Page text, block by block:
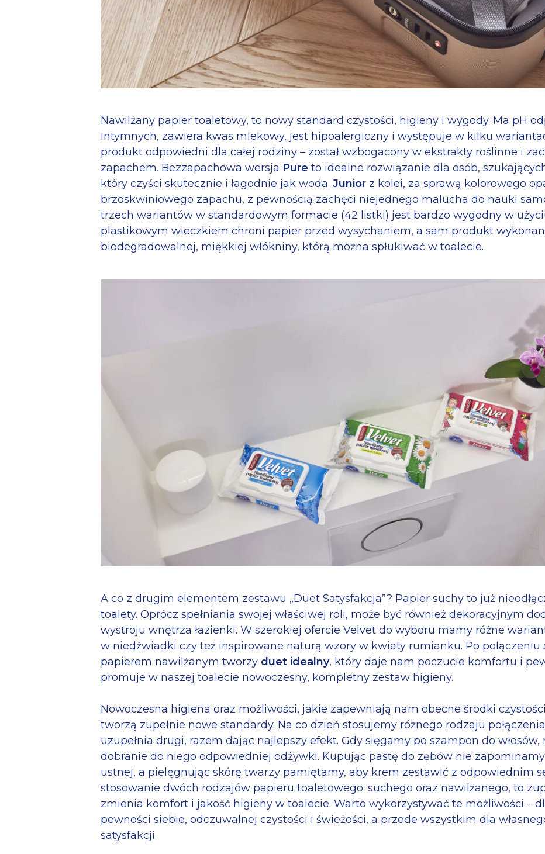
Nawilżany papier toaletowy, to nowy standard czystości, higieny i wygody. Ma pH
intymnych, zawiera kwas mlekowy, jest hipoalergiczny i występuje w kilku
produkt odpowiedni dla całej rodziny – został wzbogacony w ekstrakty roślinne i
zapachem. Bezzapachowa wersja Pure to idealne rozwiązanie dla osób,
który czyści skutecznie i łagodnie jak woda. Junior z kolei, za sprawą kolorowego
brzoskwiniowego zapachu, z pewnością zachęci niejednego malucha do nauki
trzech wariantów w standardowym formacie (42 listki) jest bardzo wygodny w
plastikowym wieczkiem chroni papier przed wysychaniem, a sam produkt
biodegradowalnej, miękkiej włókniny, którą można spłukiwać w toalecie.
A co z drugim elementem zestawu „Duet Satysfakcja”? Papier suchy to już
toalety. Oprócz spełniania swojej właściwej roli, może być również dekoracyjnym
wystroju wnętrza łazienki. W szerokiej ofercie Velvet do wyboru mamy różne
w niedźwiadki czy też inspirowane naturą wzory w kwiaty rumianku. Po połączeniu
papierem nawilżanym tworzy duet idealny, który daje nam poczucie komfortu i
promuje w naszej toalecie nowoczesny, kompletny zestaw higieny.
Nowoczesna higiena oraz możliwości, jakie zapewniają nam obecne środki
tworzą zupełnie nowe standardy. Na co dzień stosujemy różnego rodzaju
uzupełnia drugi, razem dając najlepszy efekt. Gdy sięgamy po szampon do
dobranie do niego odpowiedniej odżywki. Kupując pastę do zębów nie
ustnej, a pielęgnując skórę twarzy pamiętamy, aby krem zestawić z odpowiednim
stosowanie dwóch rodzajów papieru toaletowego: suchego oraz nawilżanego, to
zmienia komfort i jakość higieny w toalecie. Warto wykorzystywać te możliwości –
pewności siebie, odczuwalnej czystości i świeżości, a przede wszystkim dla
satysfakcji.